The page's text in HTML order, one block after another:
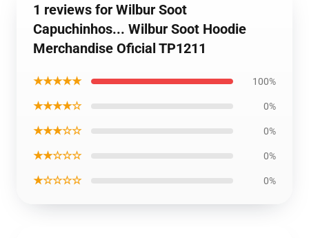
1 reviews for Wilbur Soot
Capuchinhos... Wilbur Soot Hoodie
Merchandise Oficial TP1211
★★★★★ 100%
★★★★☆ 0%
★★★☆☆ 0%
★★☆☆☆ 0%
★☆☆☆☆ 0%